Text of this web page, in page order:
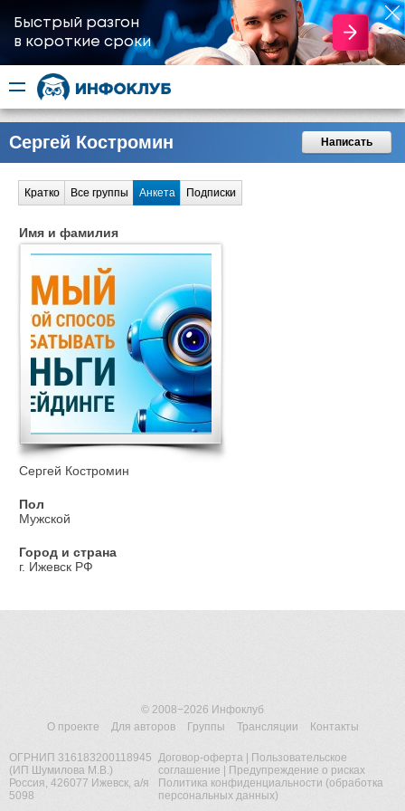
Быстрый разгон
​в короткие сроки
Сергей Костромин Написать
Кратко Все группы Анкета Подписки
Имя и фамилия
Сергей Костромин
Пол
Мужской
Город и страна
г. Ижевск РФ
© 2008−2026 Инфоклуб
О проекте
Для авторов Группы Трансляции Контакты
ОГРНИП 316183200118945
(ИП Шумилова М.В.)
Россия, 426077 Ижевск, а/я
5098
Договор-оферта|
Пользовательское
соглашение
Предупреждение о рисках
Политика конфиденциальности (обработка
персональных данных)